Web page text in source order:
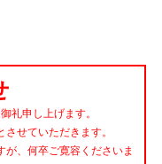
礼申し上げます。
せていただきます。
、何卒ご寛容くださいま